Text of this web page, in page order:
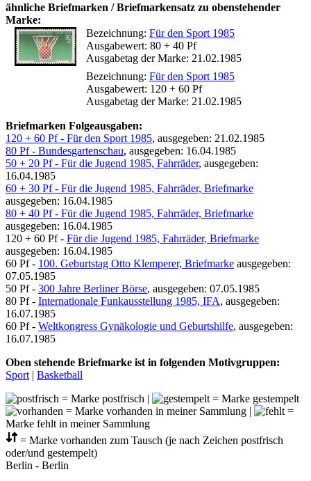
ähnliche Briefmarken / Briefmarkensatz zu obenstehender
Marke:
Bezeichnung: Für den Sport 1985
Ausgabewert: 80 + 40 Pf
Ausgabetag der Marke: 21.02.1985
Bezeichnung: Für den Sport 1985
Ausgabewert: 120 + 60 Pf
Ausgabetag der Marke: 21.02.1985
Briefmarken Folgeausgaben:
120 + 60 Pf - Für den Sport 1985, ausgegeben: 21.02.1985
80 Pf - Bundesgartenschau, ausgegeben: 16.04.1985
50 + 20 Pf - Für die Jugend 1985, Fahrräder, ausgegeben:
16.04.1985
60 + 30 Pf - Für die Jugend 1985, Fahrräder, Briefmarke
ausgegeben: 16.04.1985
80 + 40 Pf - Für die Jugend 1985, Fahrräder, Briefmarke
ausgegeben: 16.04.1985
120 + 60 Pf - Für die Jugend 1985, Fahrräder, Briefmarke
ausgegeben: 16.04.1985
60 Pf - 100. Geburtstag Otto Klemperer, Briefmarke ausgegeben:
07.05.1985
50 Pf - 300 Jahre Berliner Börse, ausgegeben: 07.05.1985
80 Pf - Internationale Funkausstellung 1985, IFA, ausgegeben:
16.07.1985
60 Pf - Weltkongress Gynäkologie und Geburtshilfe, ausgegeben:
16.07.1985
Oben stehende Briefmarke ist in folgenden Motivgruppen:
Sport | Basketball
= Marke postfrisch |
= Marke gestempelt
= Marke vorhanden in meiner Sammlung |
=
Marke fehlt in meiner Sammlung
= Marke vorhanden zum Tausch (je nach Zeichen postfrisch
oder/und gestempelt)
Berlin - Berlin